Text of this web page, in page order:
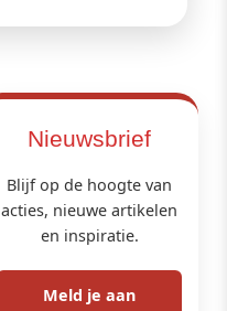
Nieuwsbrief
Blijf op de hoogte van
acties, nieuwe artikelen
en inspiratie.
Meld je aan